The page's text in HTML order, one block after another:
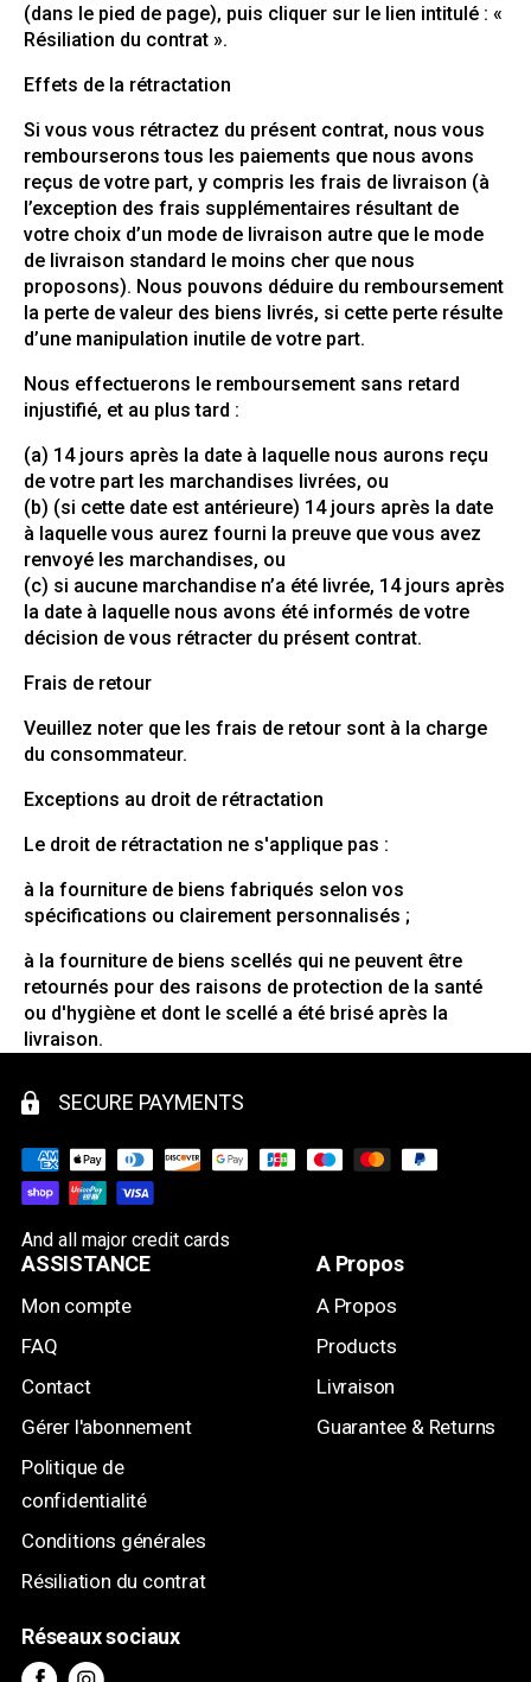
(dans le pied de page), puis cliquer sur le lien intitulé : «
Résiliation du contrat ».
Effets de la rétractation
Si vous vous rétractez du présent contrat, nous vous
rembourserons tous les paiements que nous avons
reçus de votre part, y compris les frais de livraison (à
l’exception des frais supplémentaires résultant de
votre choix d’un mode de livraison autre que le mode
de livraison standard le moins cher que nous
proposons). Nous pouvons déduire du remboursement
la perte de valeur des biens livrés, si cette perte résulte
d’une manipulation inutile de votre part.
Nous effectuerons le remboursement sans retard
injustifié, et au plus tard :
(a) 14 jours après la date à laquelle nous aurons reçu
de votre part les marchandises livrées, ou
(b) (si cette date est antérieure) 14 jours après la date
à laquelle vous aurez fourni la preuve que vous avez
renvoyé les marchandises, ou
(c) si aucune marchandise n’a été livrée, 14 jours après
la date à laquelle nous avons été informés de votre
décision de vous rétracter du présent contrat.
Frais de retour
Veuillez noter que les frais de retour sont à la charge
du consommateur.
Exceptions au droit de rétractation
Le droit de rétractation ne s'applique pas :
à la fourniture de biens fabriqués selon vos
spécifications ou clairement personnalisés ;
à la fourniture de biens scellés qui ne peuvent être
retournés pour des raisons de protection de la santé
ou d'hygiène et dont le scellé a été brisé après la
livraison.
SECURE PAYMENTS
And all major credit cards
ASSISTANCE
Mon compte
FAQ
Contact
Gérer l'abonnement
Politique de
confidentialité
Conditions générales
Résiliation du contrat
A Propos
A Propos
Products
Livraison
Guarantee & Returns
Réseaux sociaux